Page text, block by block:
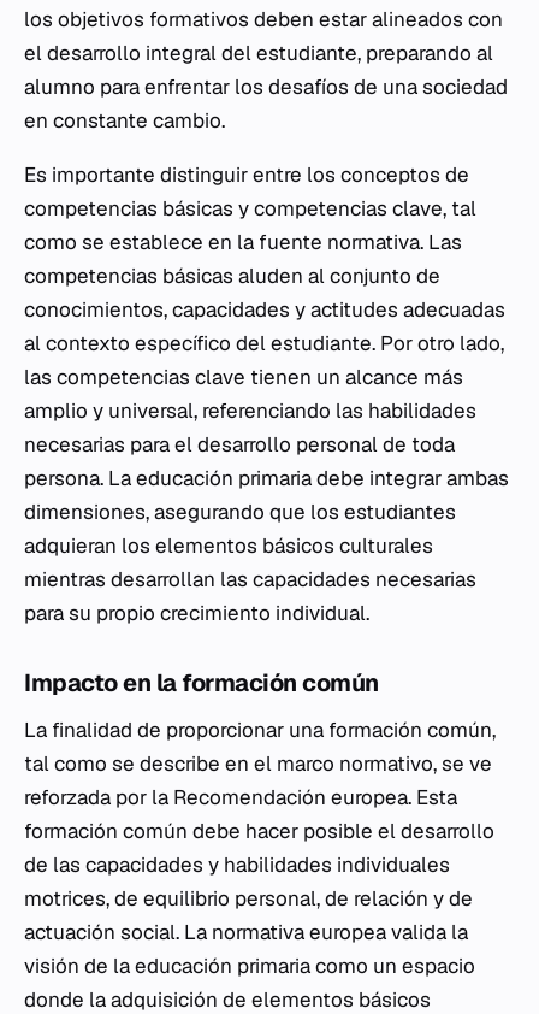
los objetivos formativos deben estar alineados con
el desarrollo integral del estudiante, preparando al
alumno para enfrentar los desafíos de una sociedad
en constante cambio.
Es importante distinguir entre los conceptos de
competencias básicas y competencias clave, tal
como se establece en la fuente normativa. Las
competencias básicas aluden al conjunto de
conocimientos, capacidades y actitudes adecuadas
al contexto específico del estudiante. Por otro lado,
las competencias clave tienen un alcance más
amplio y universal, referenciando las habilidades
necesarias para el desarrollo personal de toda
persona. La educación primaria debe integrar ambas
dimensiones, asegurando que los estudiantes
adquieran los elementos básicos culturales
mientras desarrollan las capacidades necesarias
para su propio crecimiento individual.
Impacto en la formación común
La finalidad de proporcionar una formación común,
tal como se describe en el marco normativo, se ve
reforzada por la Recomendación europea. Esta
formación común debe hacer posible el desarrollo
de las capacidades y habilidades individuales
motrices, de equilibrio personal, de relación y de
actuación social. La normativa europea valida la
visión de la educación primaria como un espacio
donde la adquisición de elementos básicos